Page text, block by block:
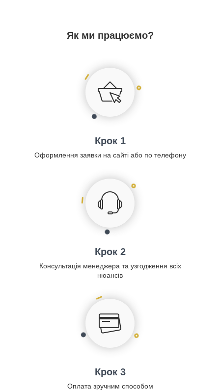
Як ми працюємо?
Крок 1
Оформлення заявки на сайті або по телефону
Крок 2
Консультація менеджера та узгодження всіх
нюансів
Крок 3
Оплата зручним способом